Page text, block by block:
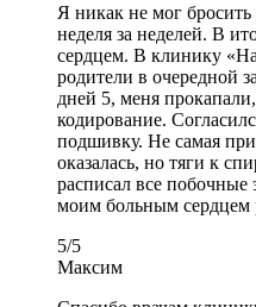
Я никак не мог
неделя за неделей. В
сердцем. В клинику
родители в очередной
дней 5, меня
кодирование.
подшивку. Не самая
оказалась, но тяги к
расписал все побочные
моим больным сердцем
5/5
Максим